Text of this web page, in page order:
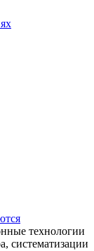
технологии
систематизации